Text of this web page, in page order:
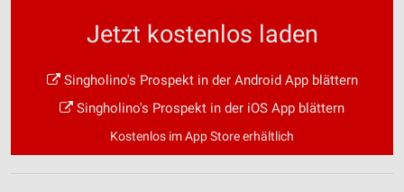
Jetzt kostenlos laden
Singholino's Prospekt in der Android App blättern
Singholino's Prospekt in der iOS App blättern
Kostenlos im App Store erhältlich